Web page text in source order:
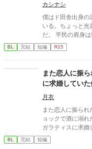
カシナシ
僕はド田舎出身の
いる。ちょっと光
だ。 平民の肩身
所。 真面目に勉強をしているだけなのに、何故か公爵令嬢に目を
つけられてしまっ
BL 完結 短編 R15
また恋人に振
に求婚していた
月衣
また恋人に振ら
ョックで酒に溺
ガラティスに求婚してしまう。 翌朝す
絶望するアルヴィ
た。 「安心しろ。俺は誠実な男だ。一度決めたことは覆さない」
BL 完結 短編